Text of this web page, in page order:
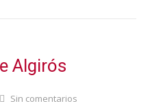
Algirós
Sin comentarios